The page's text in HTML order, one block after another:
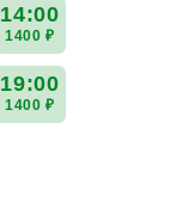
14:00
1400 ₽
19:00
1400 ₽